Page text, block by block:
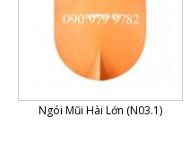
Ngói Mũi Hài Lớn (N03.1)